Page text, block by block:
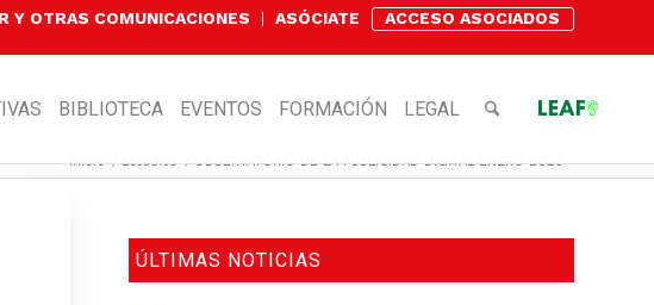
Y OTRAS COMUNICACIONES ASÓCIATE
ACCESO ASOCIADOS
BIBLIOTECA EVENTOS FORMACIÓN LEGAL
Inicio / Estudios / OBSERVATORIO DE LA PUBLICIDAD DIGITAL ENERO 2023
ÚLTIMAS NOTICIAS